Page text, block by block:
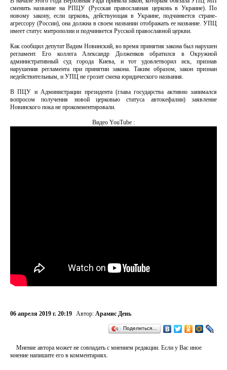
сменить название на РПЦУ (Русская православная церковь в Украине). По
новому закону, если церковь, действующая в Украине, подчиняется стране-
агрессору (России), она должна в своем названии отображать ее название. УПЦ
имеет статус митрополии и подчиняется Русской православной церкви.
Как сообщил депутат Вадим Новинский, во время принятия закона был нарушен
регламент. Его коллега Александр Долженков обратился в Окружной
административный суд города Киева, и тот удовлетворил иск, признав
нарушения регламента при принятии закона. Таким образом, закон признан
недействительным, и УПЦ не грозит смена юридического названия.
В ПЦУ и Администрации президента (глава государства активно занимался
вопросом получения новой церковью статуса автокефалии) заявление
Новинского пока не прокомментировали.
Видео YouTube :
06 апреля 2019 г. 20:19 Автор: Арамис День
Поделиться…
Мнение автора может не совпадать с мнением редакции. Если у Вас иное
мнение напишите его в комментариях.